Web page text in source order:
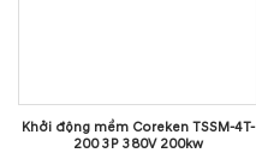
Khởi động mềm Coreken TSSM-4T-
200 3P 380V 200kw